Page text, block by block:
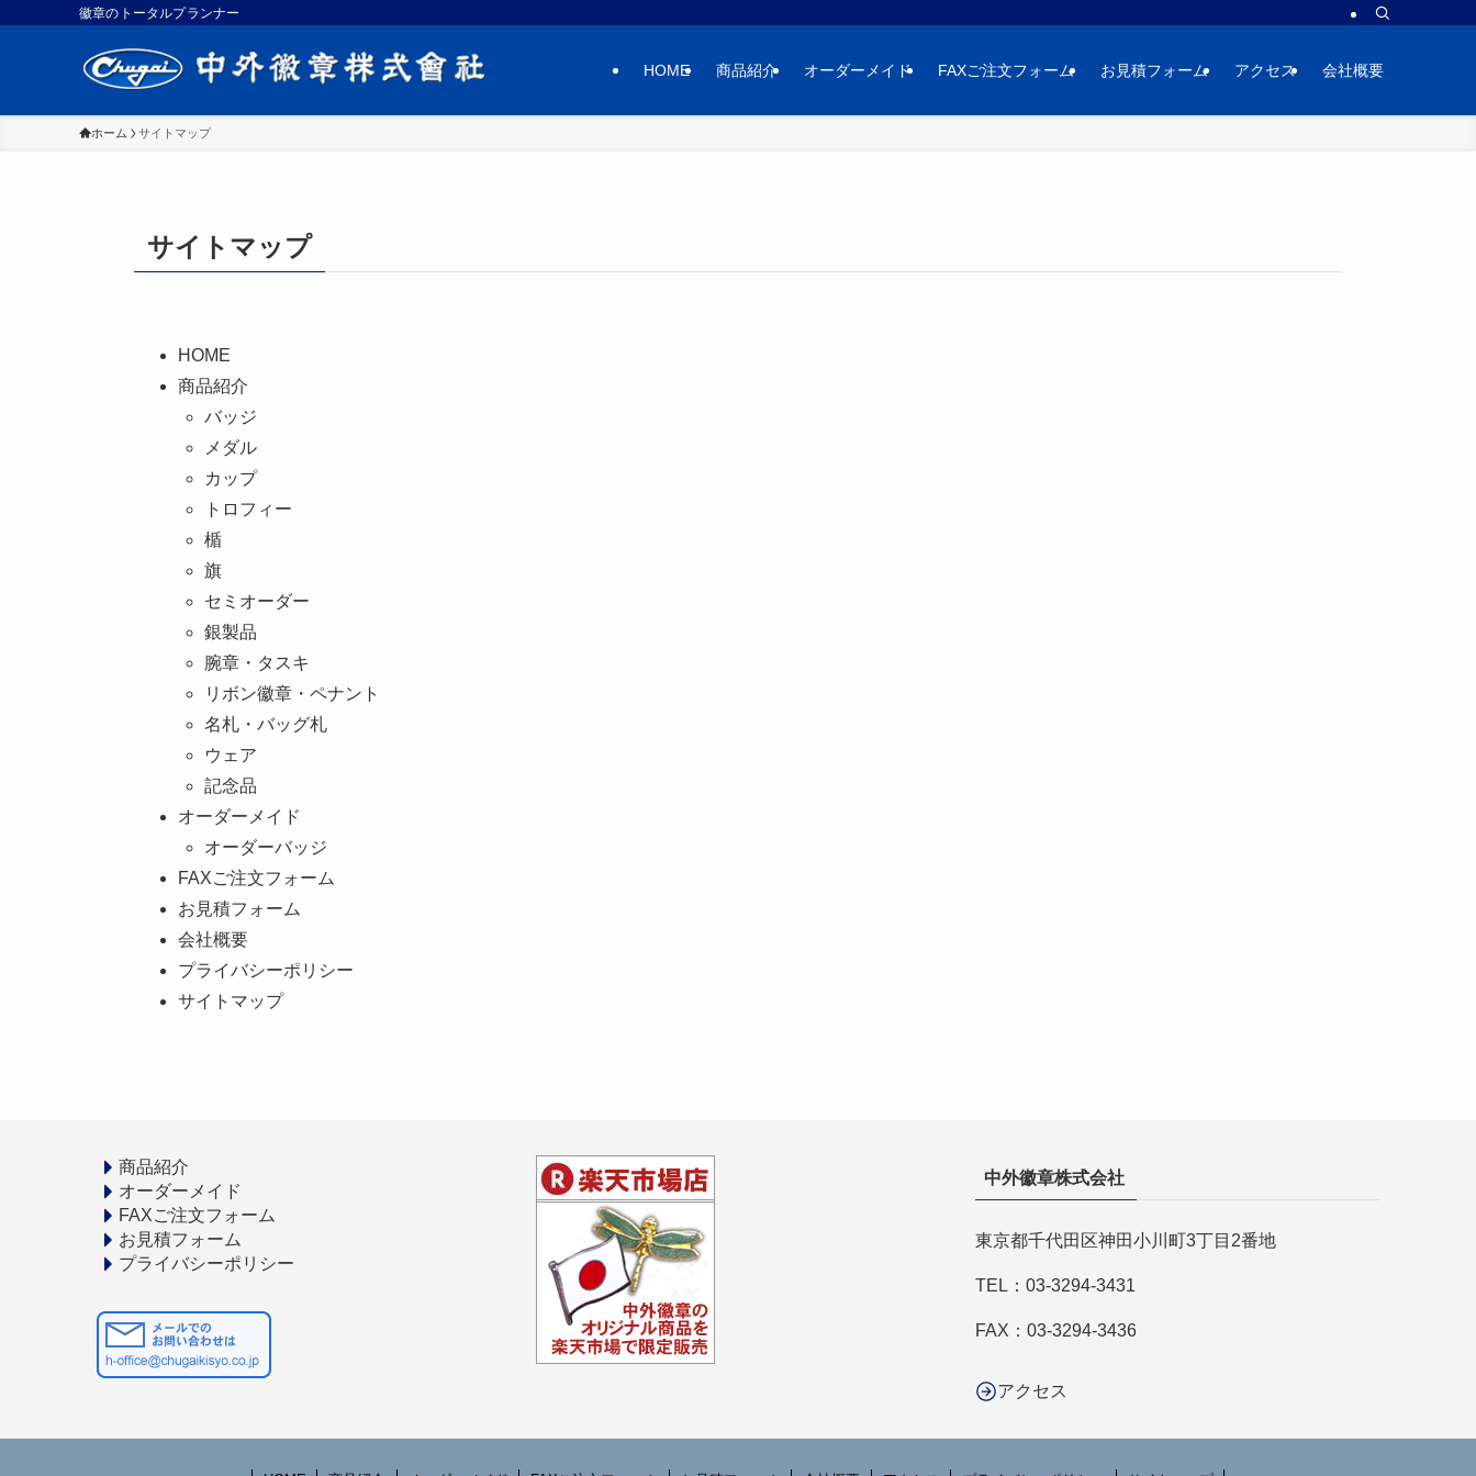
徽章のトータルプランナー
HOME 商品紹介 オーダーメイド FAXご注文フォーム お見積フォーム アクセス 会社概要
ホーム サイトマップ
サイトマップ
HOME
商品紹介
バッジ
メダル
カップ
トロフィー
楯
旗
セミオーダー
銀製品
腕章・タスキ
リボン徽章・ペナント
名札・バッグ札
ウェア
記念品
オーダーメイド
オーダーバッジ
FAXご注文フォーム
お見積フォーム
会社概要
プライバシーポリシー
サイトマップ
商品紹介
オーダーメイド
FAXご注文フォーム
お見積フォーム
プライバシーポリシー
中外徽章株式会社
東京都千代田区神田小川町3丁目2番地
TEL： 03-3294-3431
FAX：03-3294-3436
アクセス